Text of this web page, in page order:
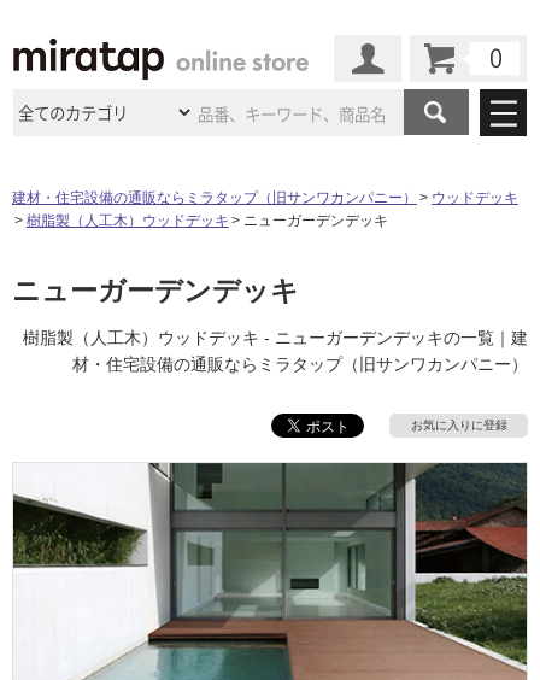
商品カテゴリ
キッチン 浴室（風呂・
ム）・ トイレ
ドア（扉）・建具・玄関
ウッドデッキ フローリング・床材
収納 インテリア・ 家具
ペット用品
内装用建材 パネル・壁材
施工事例
施工事例 法人案件納入事例
ミラタップのあるくらし お客様訪問インタビュー
ショールーム
ショールームのご案内 東京ショールーム
名古屋ショールーム 京都ショールーム
福岡 ショールーム 札幌スマート
ショールー
ショールー
ウェルビーみのおHDC
BOX
サポート
初めての方へ
よくある質問 お問い合わせ
修理お問い合わせ クレーム公開
説明書・図面検索 水まわり3年保証
その他サービス
ミラタップと 創る家
ASOLIE
工事会社紹介Coziコンシ
ェルジュ
自分らしい家づくり
最高のリノベ会社がみつ
かるリノベりす
建材・住宅設備の通販ならミラタップ（旧サンワカンパニー）
ウッドデッキ
樹脂製（人工木）ウッドデッキ
ニューガーデンデッキ
ニューガーデンデッキ
樹脂製（人工木）ウッドデッキ - ニューガーデンデッキの一覧｜建
材・住宅設備の通販ならミラタップ（旧サンワカンパニー）
お気に入りに登録